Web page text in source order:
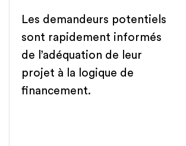
Les demandeurs potentiels
sont rapidement informés
de l’adéquation de leur
projet à la logique de
financement.